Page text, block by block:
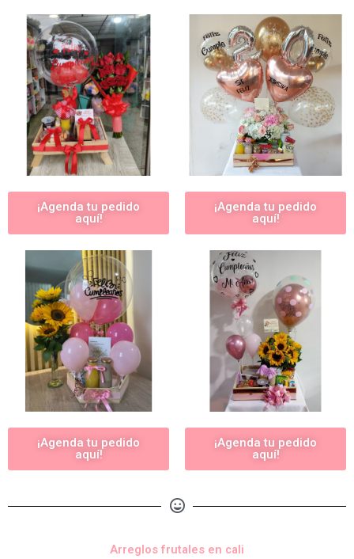
¡Agenda tu pedido
aquí!
¡Agenda tu pedido
aquí!
¡Agenda tu pedido
aquí!
¡Agenda tu pedido
aquí!
Arreglos frutales en cali